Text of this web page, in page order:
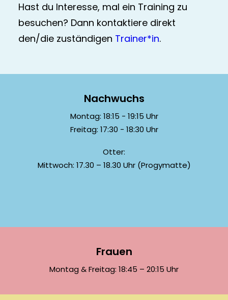
Hast du Interesse, mal ein Training zu
besuchen? Dann kontaktiere direkt
den/die zuständigen Trainer*in.
Nachwuchs
Montag: 18:15 - 19:15 Uhr
Freitag: 17:30 - 18:30 Uhr
Otter:
Mittwoch: 17.30 – 18.30 Uhr (Progymatte)
Frauen
Montag & Freitag: 18:45 – 20:15 Uhr